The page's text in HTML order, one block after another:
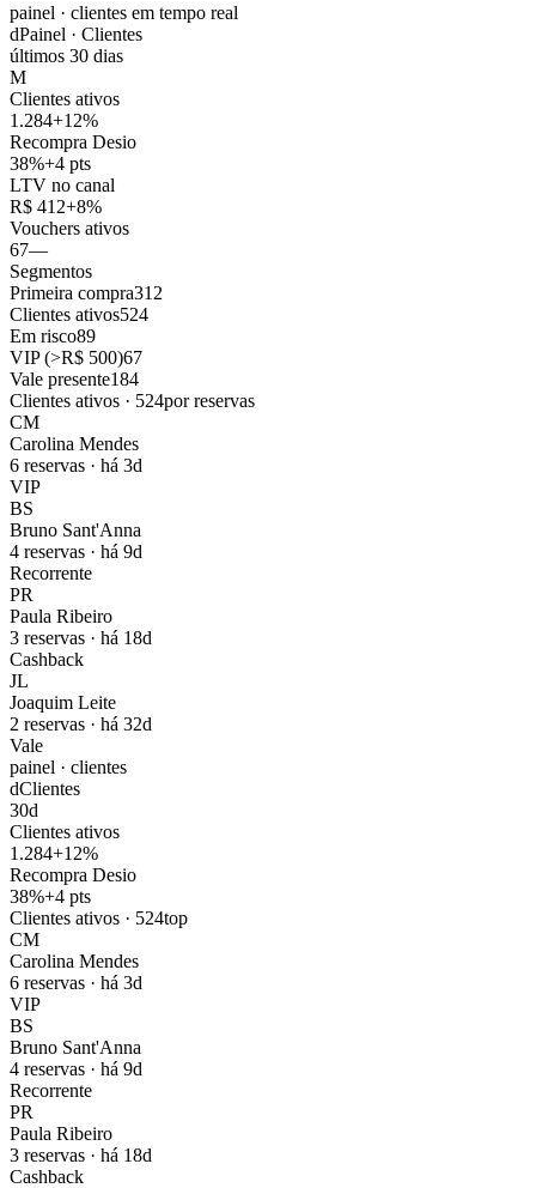
painel · clientes em tempo real
dPainel · Clientes
últimos 30 dias
M
Clientes ativos
1.284+12%
Recompra Desio
38%+4 pts
LTV no canal
R$ 412+8%
Vouchers ativos
67—
Segmentos
Primeira compra312
Clientes ativos524
Em risco89
VIP (>R$ 500)67
Vale presente184
Clientes ativos · 524por reservas
CM
Carolina Mendes
6 reservas · há 3d
VIP
BS
Bruno Sant'Anna
4 reservas · há 9d
Recorrente
PR
Paula Ribeiro
3 reservas · há 18d
Cashback
JL
Joaquim Leite
2 reservas · há 32d
Vale
painel · clientes
dClientes
30d
Clientes ativos
1.284+12%
Recompra Desio
38%+4 pts
Clientes ativos · 524top
CM
Carolina Mendes
6 reservas · há 3d
VIP
BS
Bruno Sant'Anna
4 reservas · há 9d
Recorrente
PR
Paula Ribeiro
3 reservas · há 18d
Cashback